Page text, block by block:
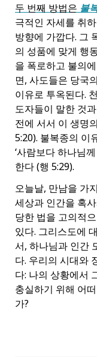
두 번째 방법은 불
극적인 자세를 취
방향에 가깝다. 그
의 성품에 맞게 행
을 폭로하고 불의
면, 사도들은 당국
이유로 투옥된다.
도자들이 말한 것
전에 서서 이 생명
5:20). 불복종의 이
‘사람보다 하나님
한다 (행 5:29).
오늘날, 만남을 가
세상과 인간을 혹
당한 법을 고의적
있다. 그리스도에
서, 하나님과 인간
다. 우리의 시대와
다: 나의 상황에서
충실하기 위해 어
가?